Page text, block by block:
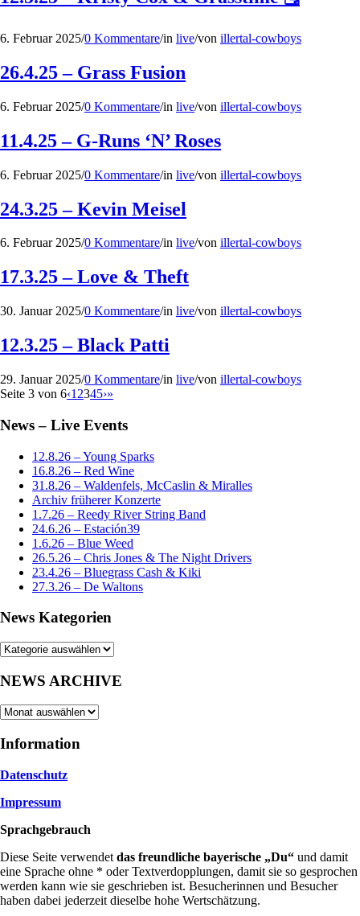
6. Februar 2025/0 Kommentare/in live/von illertal-cowboys
26.4.25 – Grass Fusion
6. Februar 2025/0 Kommentare/in live/von illertal-cowboys
11.4.25 – G-Runs ‘N’ Roses
6. Februar 2025/0 Kommentare/in live/von illertal-cowboys
24.3.25 – Kevin Meisel
6. Februar 2025/0 Kommentare/in live/von illertal-cowboys
17.3.25 – Love & Theft
30. Januar 2025/0 Kommentare/in live/von illertal-cowboys
12.3.25 – Black Patti
29. Januar 2025/0 Kommentare/in live/von illertal-cowboys
Seite 3 von 6‹1 2345›»
News – Live Events
12.8.26 – Young Sparks
16.8.26 – Red Wine
31.8.26 – Waldenfels, McCaslin & Miralles
Archiv früherer Konzerte
1.7.26 – Reedy River String Band
24.6.26 – Estación39
1.6.26 – Blue Weed
26.5.26 – Chris Jones & The Night Drivers
23.4.26 – Bluegrass Cash & Kiki
27.3.26 – De Waltons
News Kategorien
News
NEWS ARCHIVE
NEWS
Information
Datenschutz
Impressum
Sprachgebrauch
Diese Seite verwendet das freundliche bayerische „Du“ und damit
eine Sprache ohne * oder Textverdopplungen, damit sie so gesprochen
werden kann wie sie geschrieben ist. Besucherinnen und Besucher
haben dabei jederzeit dieselbe hohe Wertschätzung.